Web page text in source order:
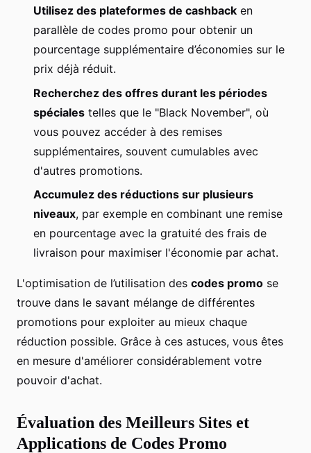
Utilisez des plateformes de cashback en
parallèle de codes promo pour obtenir un
pourcentage supplémentaire d’économies sur le
prix déjà réduit.
Recherchez des offres durant les périodes
spéciales telles que le "Black November", où
vous pouvez accéder à des remises
supplémentaires, souvent cumulables avec
d'autres promotions.
Accumulez des réductions sur plusieurs
niveaux, par exemple en combinant une remise
en pourcentage avec la gratuité des frais de
livraison pour maximiser l'économie par achat.
L'optimisation de l’utilisation des codes promo se
trouve dans le savant mélange de différentes
promotions pour exploiter au mieux chaque
réduction possible. Grâce à ces astuces, vous êtes
en mesure d'améliorer considérablement votre
pouvoir d'achat.
Évaluation des Meilleurs Sites et
Applications de Codes Promo